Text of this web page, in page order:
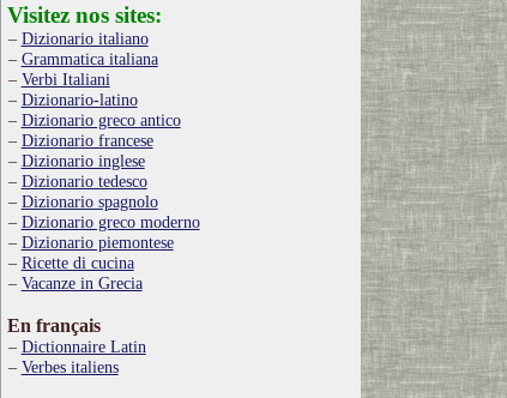
Visitez nos sites:
Dizionario italiano
Grammatica italiana
Verbi Italiani
Dizionario-latino
Dizionario greco antico
Dizionario francese
Dizionario inglese
Dizionario tedesco
Dizionario spagnolo
Dizionario greco moderno
Dizionario piemontese
Ricette di cucina
Vacanze in Grecia
En français
Dictionnaire Latin
Verbes italiens